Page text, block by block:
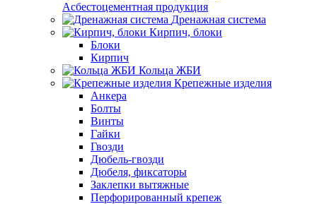
Асбестоцементная продукция
Дренажная система
Кирпич, блоки
Блоки
Кирпич
Кольца ЖБИ
Крепежные изделия
Анкера
Болты
Винты
Гайки
Гвозди
Дюбель-гвозди
Дюбеля, фиксаторы
Заклепки вытяжные
Перфорированный крепеж